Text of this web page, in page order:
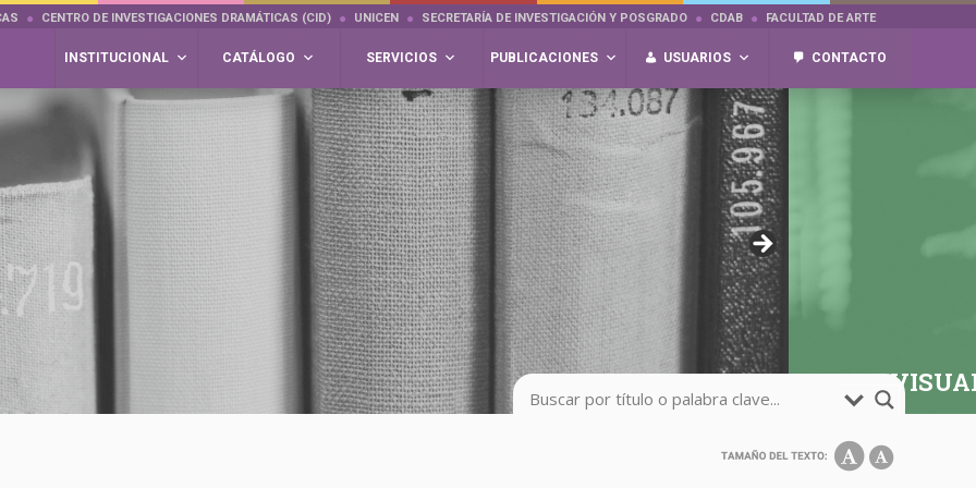
CENTRO DE INVESTIGACIONES DRAMÁTICAS (CID) UNICEN SECRETARÍA DE INVESTIGACIÓN Y POSGRADO CDAB FACULTAD DE ARTE
INSTITUCIONAL CATÁLOGO SERVICIOS PUBLICACIONES USUARIOS CONTACTO